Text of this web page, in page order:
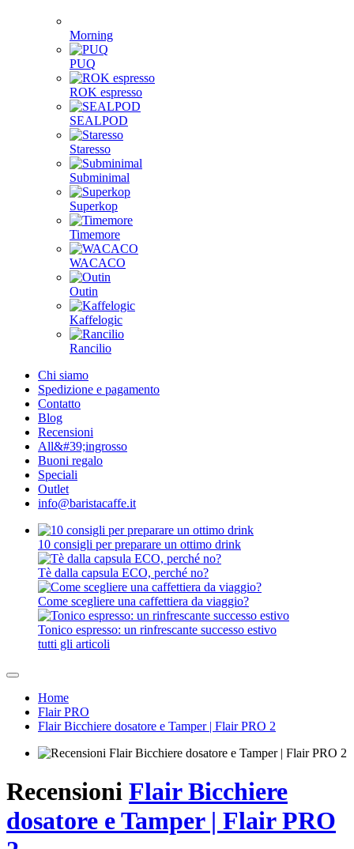
ECO capsules
ecotree
Eureka
Fellow
Femobook
Flair Espresso
Gene Café
Goat Story
Hario
La Pavoni
Mlynko
PUQ
ROK espresso
SEALPOD
Staresso
Subminimal
Superkop
Timemore
WACACO
Rancilio
Chi siamo
Contatto
Blog
Recensioni
All&#39;ingrosso